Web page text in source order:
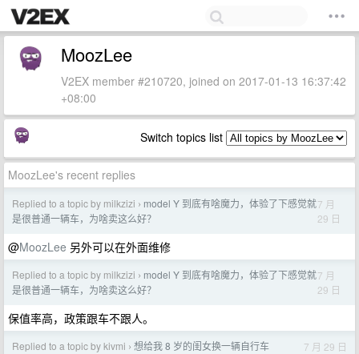
MoozLee
V2EX member #210720, joined on 2017-01-13 16:37:42
+08:00
Switch topics list
MoozLee's recent replies
Replied to a topic by milkzizi › model Y 到底有啥魔力，体验了下感觉就
是很普通一辆车，为啥卖这么好？
7 月
29 日
@MoozLee 另外可以在外面维修
Replied to a topic by milkzizi › model Y 到底有啥魔力，体验了下感觉就
是很普通一辆车，为啥卖这么好？
7 月
29 日
保值率高，政策跟车不跟人。
Replied to a topic by kivmi › 想给我 8 岁的闺女换一辆自行车 7 月 29 日